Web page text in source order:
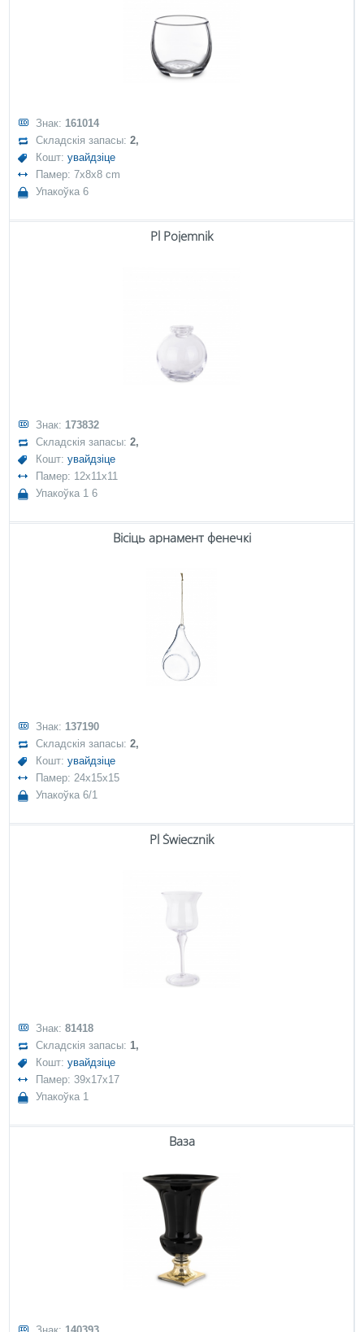
Знак: 161014
Складскія запасы:2,
Кошт:увайдзіце
Памер: 7x8x8 cm
Упакоўка 6
Pl Pojemnik
Знак: 173832
Складскія запасы:2,
Кошт:увайдзіце
Памер: 12x11x11
Упакоўка 1 6
Вісіць арнамент фенечкі
Знак: 137190
Складскія запасы:2,
Кошт:увайдзіце
Памер: 24x15x15
Упакоўка 6/1
Pl Świecznik
Знак:81418
Складскія запасы:1,
Кошт:увайдзіце
Памер: 39x17x17
Упакоўка 1
Ваза